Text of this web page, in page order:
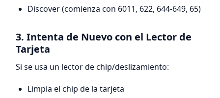
Discover (comienza con 6011, 622, 644-649, 65)
3. Intenta de Nuevo con el Lector de
Tarjeta
Si se usa un lector de chip/deslizamiento:
Limpia el chip de la tarjeta